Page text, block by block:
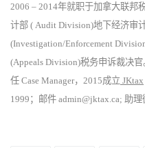
2006 – 2014年就职于加拿大联邦
计部 ( Audit Division)地下经济审
(Investigation/Enforcement
(Appeals Division)税务申诉裁决官
任 Case Manager，2015成立 JKtax
1999；邮件 admin@jktax.ca; 助